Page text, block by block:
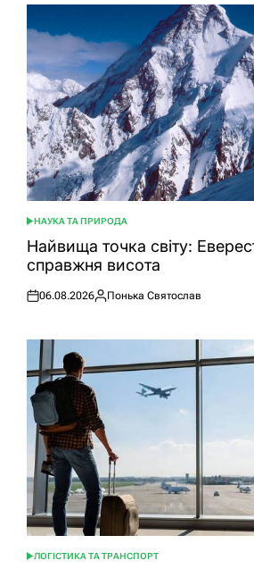
ОПУБЛІКУВАТИ
У
НАУКА ТА ПРИРОДА
Найвища точка світу:
справжня висота
Оприлюднено
06.08.2026
Опубліковано
Понька Святослав
ОПУБЛІКУВАТИ
ЛОГІСТИКА ТА ТРАНСПОРТ